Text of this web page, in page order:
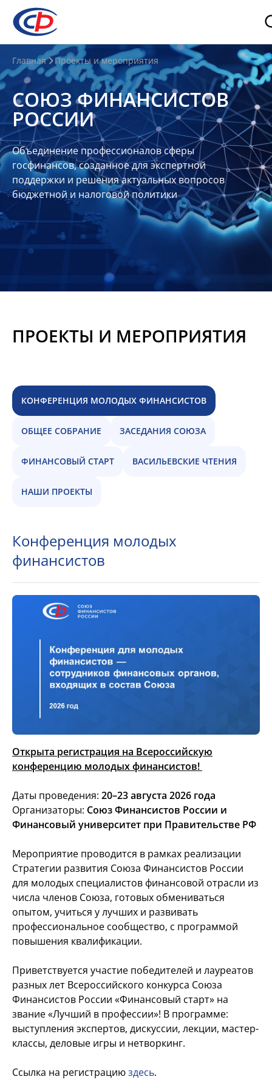
О
нас
О
СФР
Совет
Союза
Участники
Планы
отчеты
Контакты
Материалы
опытом
Вступить
Главная Проекты и мероприятия
СОЮЗ ФИНАНСИСТОВ
РОССИИ
Объединение профессионалов сферы
госфинансов, созданное для экспертной
поддержки и решения актуальных вопросов
бюджетной и налоговой политики
ПРОЕКТЫ И МЕРОПРИЯТИЯ
КОНФЕРЕНЦИЯ МОЛОДЫХ ФИНАНСИСТОВ
ОБЩЕЕ СОБРАНИЕ ЗАСЕДАНИЯ СОЮЗА
ФИНАНСОВЫЙ СТАРТ ВАСИЛЬЕВСКИЕ ЧТЕНИЯ
НАШИ ПРОЕКТЫ
Конференция молодых
финансистов
Открыта регистрация на Всероссийскую
конференцию молодых финансистов!
Даты проведения: 20–23 августа 2026 года
Организаторы: Союз Финансистов России и
Финансовый университет при Правительстве РФ
Мероприятие проводится в рамках реализации
Стратегии развития Союза Финансистов России
для молодых специалистов финансовой отрасли из
числа членов Союза, готовых обмениваться
опытом, учиться у лучших и развивать
профессиональное сообщество, с программой
повышения квалификации.
Приветствуется участие победителей и лауреатов
разных лет Всероссийского конкурса Союза
Финансистов России «Финансовый старт» на
звание «Лучший в профессии»! В программе:
выступления экспертов, дискуссии, лекции, мастер-
классы, деловые игры и нетворкинг.
Ссылка на регистрациюздесь.